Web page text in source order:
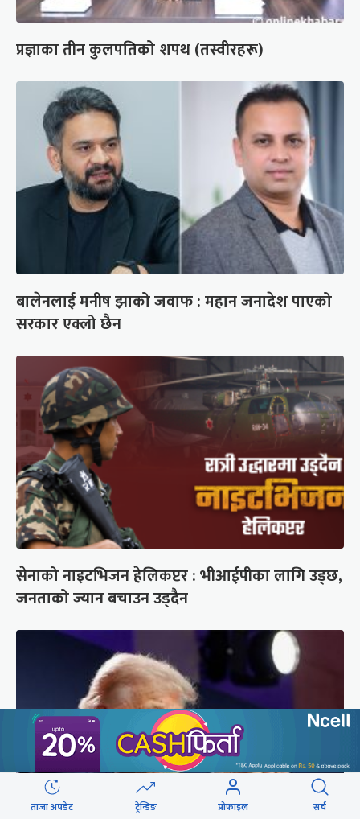
प्रज्ञाका तीन कुलपतिको शपथ (तस्वीरहरू)
बालेनलाई मनीष झाको जवाफ : महान जनादेश पाएको
सरकार एक्लो छैन
सेनाको नाइटभिजन हेलिकप्टर : भीआईपीका लागि उड्छ,
जनताको ज्यान बचाउन उड्दैन
ताजा अपडेट ट्रेन्डिङ प्रोफाइल सर्च